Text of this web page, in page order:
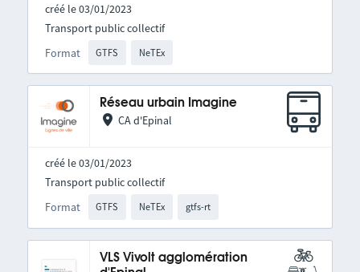
créé le 03/01/2023
Format GTFS NeTEx
Transport public collectif
Réseau urbain Imagine
CA d'Epinal
créé le 03/01/2023
Format GTFS NeTEx gtfs-rt
Transport public collectif
VLS Vivolt agglomération